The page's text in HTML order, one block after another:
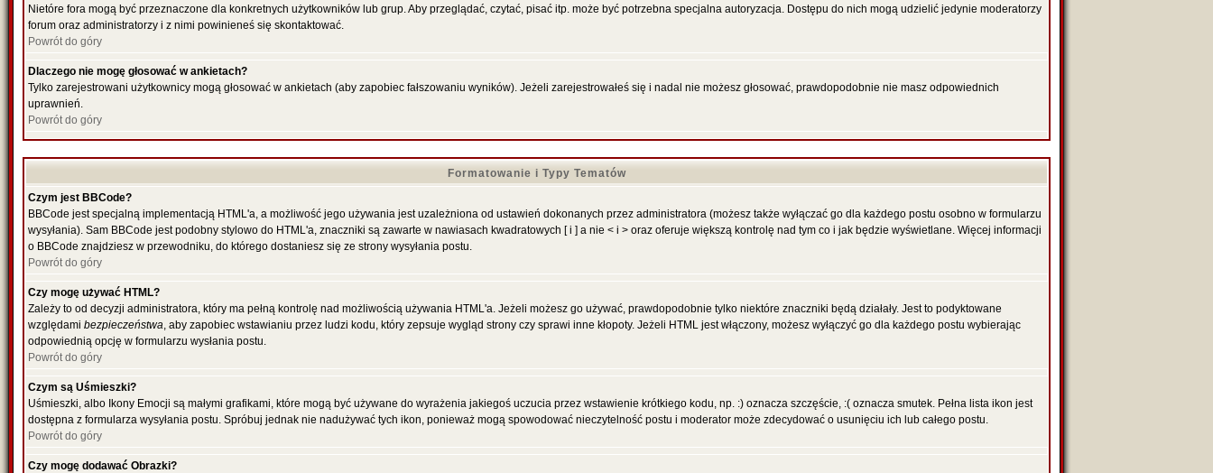
Nietóre fora mogą być przeznaczone dla konkretnych użytkowników lub grup. Aby przeglądać, czytać, pisać itp. może być potrzebna specjalna autoryzacja. Dostępu do nich mogą udzielić jedynie moderatorzy
forum oraz administratorzy i z nimi powinieneś się skontaktować.
Powrót do góry
Dlaczego nie mogę głosować w ankietach?
Tylko zarejestrowani użytkownicy mogą głosować w ankietach (aby zapobiec fałszowaniu wyników). Jeżeli zarejestrowałeś się i nadal nie możesz głosować, prawdopodobnie nie masz odpowiednich
uprawnień.
Powrót do góry
Formatowanie i Typy Tematów
Czym jest BBCode?
BBCode jest specjalną implementacją HTML'a, a możliwość jego używania jest uzależniona od ustawień dokonanych przez administratora (możesz także wyłączać go dla każdego postu osobno w formularzu
wysyłania). Sam BBCode jest podobny stylowo do HTML'a, znaczniki są zawarte w nawiasach kwadratowych [ i ] a nie < i > oraz oferuje większą kontrolę nad tym co i jak będzie wyświetlane. Więcej informacji
o BBCode znajdziesz w przewodniku, do którego dostaniesz się ze strony wysyłania postu.
Powrót do góry
Czy mogę używać HTML?
Zależy to od decyzji administratora, który ma pełną kontrolę nad możliwością używania HTML'a. Jeżeli możesz go używać, prawdopodobnie tylko niektóre znaczniki będą działały. Jest to podyktowane
względami bezpieczeństwa, aby zapobiec wstawianiu przez ludzi kodu, który zepsuje wygląd strony czy sprawi inne kłopoty. Jeżeli HTML jest włączony, możesz wyłączyć go dla każdego postu wybierając
odpowiednią opcję w formularzu wysłania postu.
Powrót do góry
Czym są Uśmieszki?
Uśmieszki, albo Ikony Emocji są małymi grafikami, które mogą być używane do wyrażenia jakiegoś uczucia przez wstawienie krótkiego kodu, np. :) oznacza szczęście, :( oznacza smutek. Pełna lista ikon jest
dostępna z formularza wysyłania postu. Spróbuj jednak nie nadużywać tych ikon, ponieważ mogą spowodować nieczytelność postu i moderator może zdecydować o usunięciu ich lub całego postu.
Powrót do góry
Czy mogę dodawać Obrazki?